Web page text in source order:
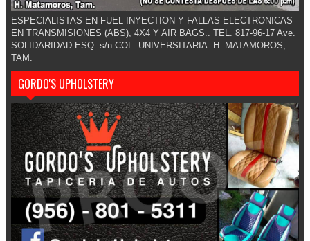
ESPECIALISTAS EN FUEL INYECTION Y FALLAS ELECTRONICAS
EN TRANSMISIONES (ABS), 4X4 Y AIR BAGS.. TEL. 817-96-17 Ave.
SOLIDARIDAD ESQ. s/n COL. UNIVERSITARIA. H. MATAMOROS,
TAM.
GORDO'S UPHOLSTERY